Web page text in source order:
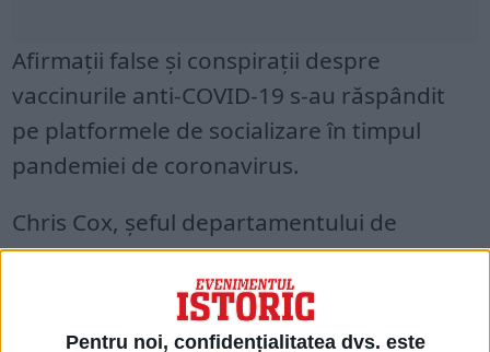
Pentru noi, confidențialitatea dvs. este
Afirmaţii false şi conspiraţii despre
vaccinurile anti-COVID-19 s-au răspândit
pe platformele de socializare în timpul
pandemiei de coronavirus.
Chris Cox, şeful departamentului de
Dezvoltare Produse în cadrul Facebook, a
declarat într-un interviu că Facebook a luat
„foarte în serios” afirmaţiile virale false,